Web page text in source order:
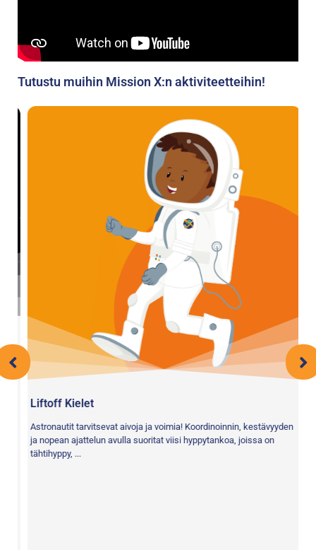
Tutustu muihin Mission X:n aktiviteetteihin!
Liftoff Kielet
Astronautit tarvitsevat aivoja ja voimia! Koordinoinnin, kestävyyden
ja nopean ajattelun avulla suoritat viisi hyppytankoa, joissa on
tähtihyppy, ...